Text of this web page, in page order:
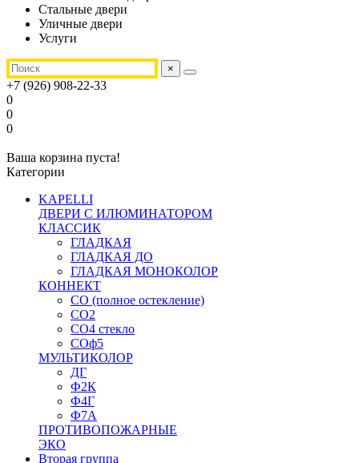
Стальные двери
Уличные двери
Услуги
×
+7 (926) 908-22-33
0
0
0
Ваша корзина пуста!
Категории
KAPELLI
ДВЕРИ С ИЛЮМИНАТОРОМ
КЛАССИК
ГЛАДКАЯ
ГЛАДКАЯ ДО
ГЛАДКАЯ МОНОКОЛОР
КОННЕКТ
СО (полное остекление)
СО2
СО4 стекло
СОф5
МУЛЬТИКОЛОР
ДГ
Ф2К
Ф4Г
Ф7А
ПРОТИВОПОЖАРНЫЕ
ЭКО
Вторая группа